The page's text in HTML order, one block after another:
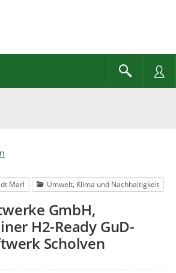
Marl Umwelt, Klima und Nachhaltigkeit
GmbH,
H2-Ready GuD-
Scholven